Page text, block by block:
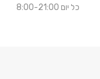
כל יום 8:00-21:00